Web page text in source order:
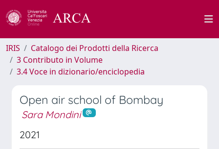
IRIS
Catalogo dei Prodotti della Ricerca
3 Contributo in Volume
3.4 Voce in dizionario/enciclopedia
Open air school of Bombay
Sara Mondini
2021